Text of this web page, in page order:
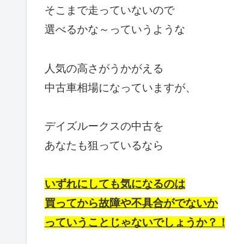
そこまで走っていないので
選べるかな～っていうような
人気の高さがうかがえる
中古車相場になっていますが、
デイズルークスの中古を
あなたも狙っているなら
いずれにしても気になるのは
買ってから故障や不具合がでないか
っていうことじゃないでしょうか？！